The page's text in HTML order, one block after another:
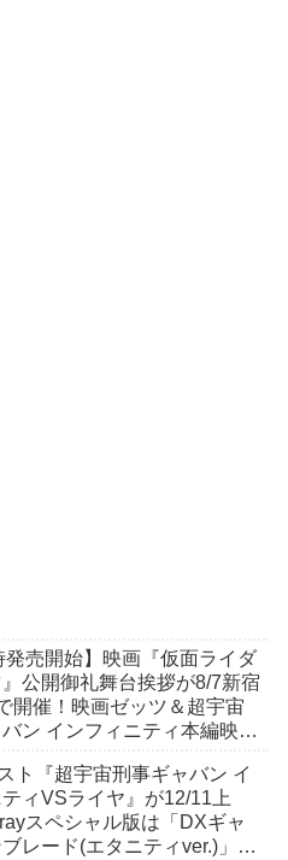
発売開始】映画『仮面ライダ
公開御礼舞台挨拶が8/7新宿
開催！映画ゼッツ＆超宇宙
ン インフィニティ本編映像
ト『超宇宙刑事ギャバン イ
ィVSライヤ』が12/11上
スペシャル版は「DXギャ
レード(エタニティver.)」